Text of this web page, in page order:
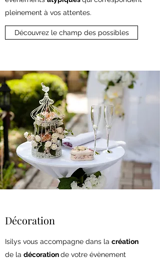
pleinement à vos attentes.
Découvrez le champ des possibles
Décoration
Isilys vous accompagne dans la création
de la décorationde votre évènement